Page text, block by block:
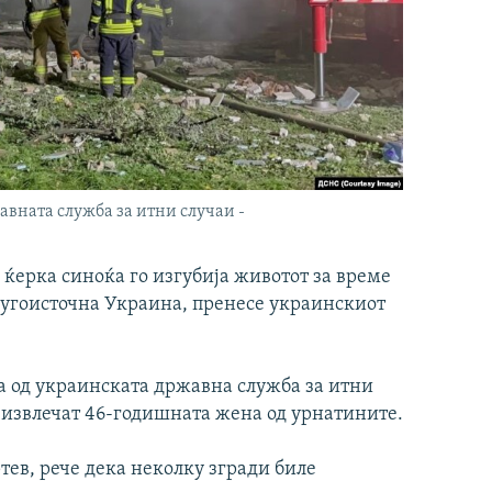
служба за итни случаи -
синоќа го изгубија животот за време
Украина, пренесе украинскиот
од украинската државна служба за итни
извлечат 46-годишната жена од урнатините.
рече дека неколку згради биле